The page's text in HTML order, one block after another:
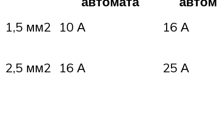
1,5 мм2
10 А 16 А
2,5 мм2 16 А 25 А